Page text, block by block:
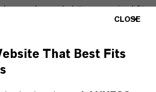
CLOSE
That Best Fits